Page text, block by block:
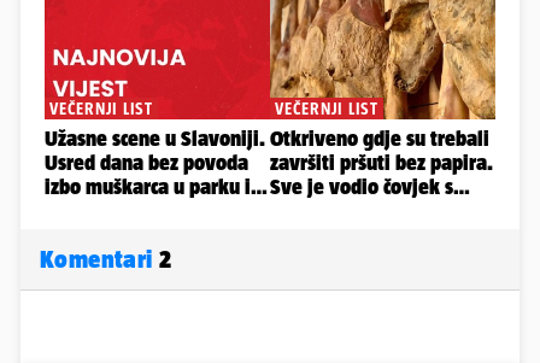
Komentari 2